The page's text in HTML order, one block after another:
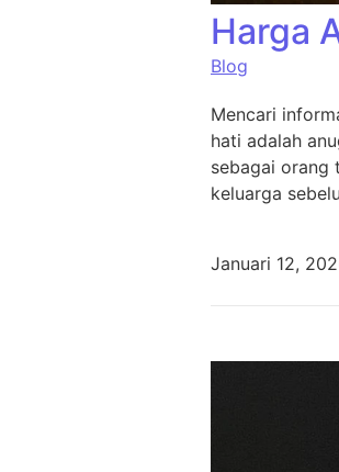
Harga
Blog
Mencari
hati adalah
sebagai orang
keluarga
Januari 12,